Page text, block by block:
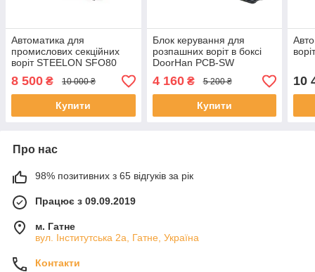
Автоматика для
промислових секційних
воріт STEELON SFO80
8 500 ₴ 10 000 ₴
Купити
Блок керування для
розпашних воріт в боксі
DoorHan PCB-SW
4 160₴ 5 200 ₴
Купити
10
Про нас
98% позитивних з 65 відгуків за рік
Працює з 09.09.2019
м. Гатне
вул. Інститутська 2а, Гатне, Україна
Контакти